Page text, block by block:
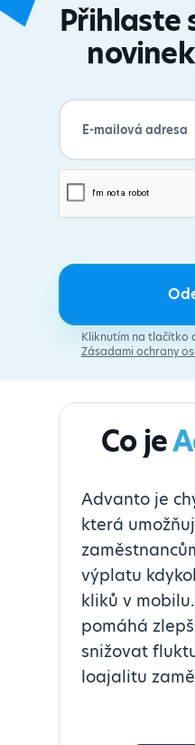
Přihlaste
Kliknutím na tlačítko
Zásadami ochrany
Co je
Advanto je
která
výplatu
kliků v
pomáhá
snižovat
loajalitu